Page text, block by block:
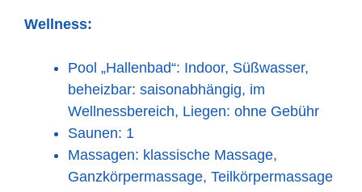
Wellness:
Pool „Hallenbad“: Indoor, Süßwasser,
beheizbar: saisonabhängig, im
Wellnessbereich, Liegen: ohne Gebühr
Saunen: 1
Massagen: klassische Massage,
Ganzkörpermassage, Teilkörpermassage